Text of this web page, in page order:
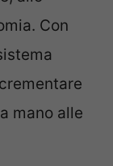
Con
mano alle